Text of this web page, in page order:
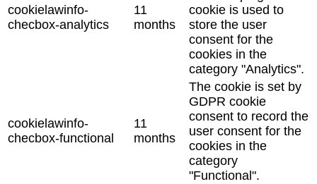
cookielawinfo-
checbox-analytics
11
months
cookie is used to
store the user
consent for the
cookies in the
category "Analytics".
cookielawinfo-
checbox-functional
11
months
The cookie is set by
GDPR cookie
consent to record the
user consent for the
cookies in the
category
"Functional".